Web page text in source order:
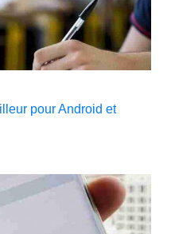
pour Android et